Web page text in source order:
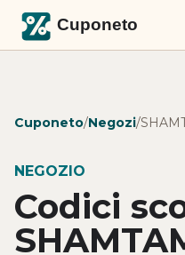
Cuponeto/Negozi/
NEGOZIO
Codici